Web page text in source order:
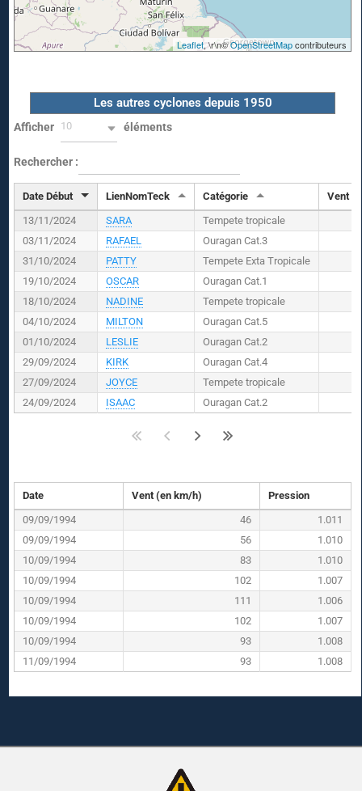
Leaflet, \r\n©OpenStreetMapcontributeurs
Les autres cyclones depuis 1950
Afficher 10 éléments
Rechercher :
Date Début LienNomTeck Catégorie Vent (
13/11/2024
SARA
Tempete tropicale
03/11/2024
RAFAEL
Ouragan Cat.3
31/10/2024
PATTY
Tempete Exta Tropicale
19/10/2024
OSCAR
Ouragan Cat.1
18/10/2024
NADINE
Tempete tropicale
04/10/2024
MILTON
Ouragan Cat.5
01/10/2024
LESLIE
Ouragan Cat.2
29/09/2024
KIRK
Ouragan Cat.4
27/09/2024
JOYCE
Tempete tropicale
24/09/2024
ISAAC Ouragan Cat.2
Date Vent (en km/h)
Pression
09/09/1994
46
1.011
09/09/1994
56
1.010
10/09/1994
83
1.010
10/09/1994
102
1.007
10/09/1994
111
1.006
10/09/1994
102
1.007
10/09/1994
93
1.008
11/09/1994
93 1.008